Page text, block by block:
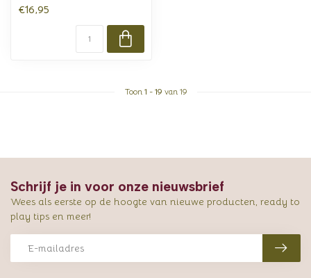
€16,95
Toon 1 - 19 van 19
Schrijf je in voor onze nieuwsbrief
Wees als eerste op de hoogte van nieuwe producten, ready to
play tips en meer!